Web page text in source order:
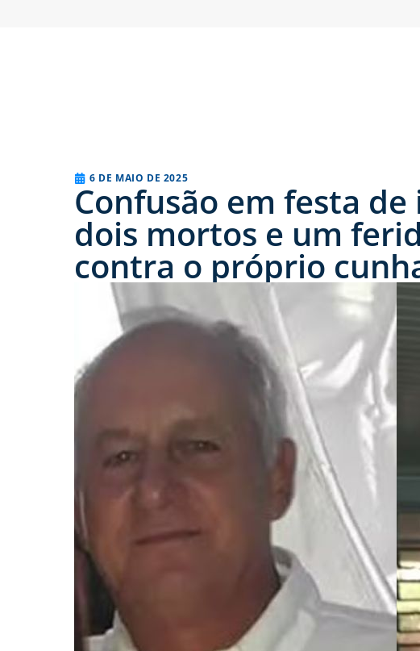
6 DE MAIO DE 2025
Confusão em festa
dois mortos e um
contra o próprio